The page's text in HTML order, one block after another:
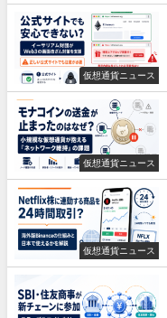
仮想通貨ニュース
仮想通貨ニュース
仮想通貨ニュース